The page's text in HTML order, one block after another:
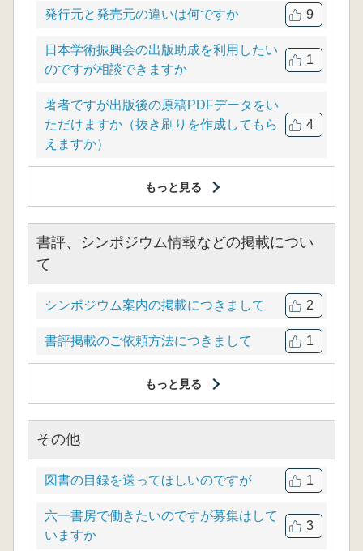
発行元と発売元の違いは何ですか 9
日本学術振興会の出版助成を利用したい
のですが相談できますか
1
著者ですが出版後の原稿PDFデータをい
ただけますか（抜き刷りを作成してもら
えますか）
4
もっと見る
書評、シンポジウム情報などの掲載につい
て
シンポジウム案内の掲載につきまして 2
書評掲載のご依頼方法につきまして 1
もっと見る
その他
図書の目録を送ってほしいのですが 1
六一書房で働きたいのですが募集はして
いますか
3